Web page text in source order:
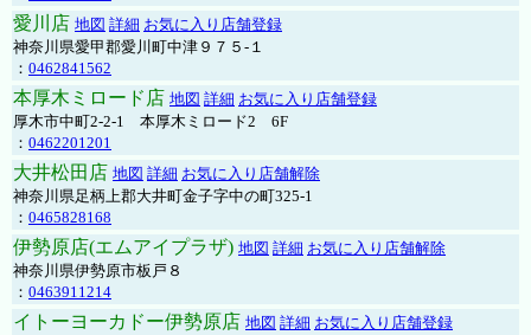
愛川店 地図 詳細 お気に入り店舗登録
神奈川県愛甲郡愛川町中津９７５-１
： 0462841562
本厚木ミロード店 地図 詳細 お気に入り店舗登録
厚木市中町2-2-1 本厚木ミロード2 6F
： 0462201201
大井松田店 地図 詳細 お気に入り店舗解除
神奈川県足柄上郡大井町金子字中の町325-1
： 0465828168
伊勢原店(エムアイプラザ) 地図 詳細 お気に入り店舗解除
神奈川県伊勢原市板戸８
： 0463911214
イトーヨーカドー伊勢原店 地図 詳細 お気に入り店舗登録